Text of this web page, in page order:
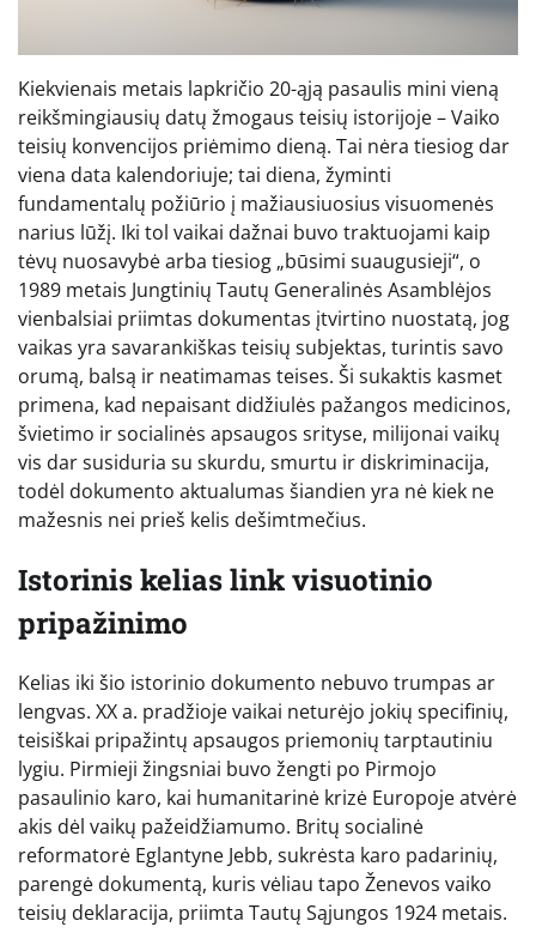
Kiekvienais metais lapkričio 20-ąją pasaulis mini vieną
reikšmingiausių datų žmogaus teisių istorijoje – Vaiko
teisių konvencijos priėmimo dieną. Tai nėra tiesiog dar
viena data kalendoriuje; tai diena, žyminti
fundamentalų požiūrio į mažiausiuosius visuomenės
narius lūžį. Iki tol vaikai dažnai buvo traktuojami kaip
tėvų nuosavybė arba tiesiog „būsimi suaugusieji“, o
1989 metais Jungtinių Tautų Generalinės Asamblėjos
vienbalsiai priimtas dokumentas įtvirtino nuostatą, jog
vaikas yra savarankiškas teisių subjektas, turintis savo
orumą, balsą ir neatimamas teises. Ši sukaktis kasmet
primena, kad nepaisant didžiulės pažangos medicinos,
švietimo ir socialinės apsaugos srityse, milijonai vaikų
vis dar susiduria su skurdu, smurtu ir diskriminacija,
todėl dokumento aktualumas šiandien yra nė kiek ne
mažesnis nei prieš kelis dešimtmečius.
Istorinis kelias link visuotinio
pripažinimo
Kelias iki šio istorinio dokumento nebuvo trumpas ar
lengvas. XX a. pradžioje vaikai neturėjo jokių specifinių,
teisiškai pripažintų apsaugos priemonių tarptautiniu
lygiu. Pirmieji žingsniai buvo žengti po Pirmojo
pasaulinio karo, kai humanitarinė krizė Europoje atvėrė
akis dėl vaikų pažeidžiamumo. Britų socialinė
reformatorė Eglantyne Jebb, sukrėsta karo padarinių,
parengė dokumentą, kuris vėliau tapo Ženevos vaiko
teisių deklaracija, priimta Tautų Sąjungos 1924 metais.